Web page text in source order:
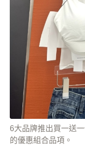
6大品牌推出買一送
的優惠組合品項。